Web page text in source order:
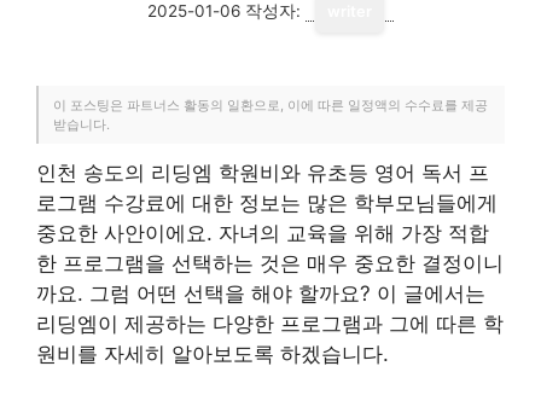
2025-01-06 작성자:
이 포스팅은 파트너스 활동의 일환으로, 이에 따른 일정액의 수수료를 제공
받습니다.
인천 송도의 리딩엠 학원비와 유초등 영어 독서 프
로그램 수강료에 대한 정보는 많은 학부모님들에게
중요한 사안이에요. 자녀의 교육을 위해 가장 적합
한 프로그램을 선택하는 것은 매우 중요한 결정이니
까요. 그럼 어떤 선택을 해야 할까요? 이 글에서는
리딩엠이 제공하는 다양한 프로그램과 그에 따른 학
원비를 자세히 알아보도록 하겠습니다.